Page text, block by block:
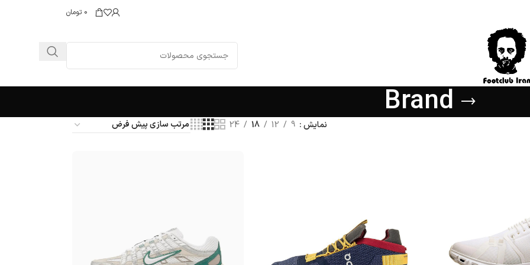
0 تومان
Brand
نمایش 9
12
18
24